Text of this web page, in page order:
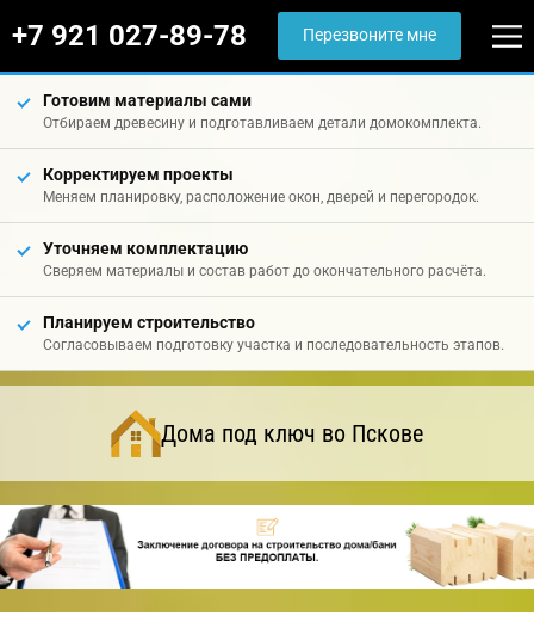
+7 921 027-89-78 Перезвоните мне
Готовим материалы сами
Отбираем древесину и подготавливаем детали домокомплекта.
Корректируем проекты
Меняем планировку, расположение окон, дверей и перегородок.
Уточняем комплектацию
Сверяем материалы и состав работ до окончательного расчёта.
Планируем строительство
Согласовываем подготовку участка и последовательность этапов.
Дома под ключ во Пскове